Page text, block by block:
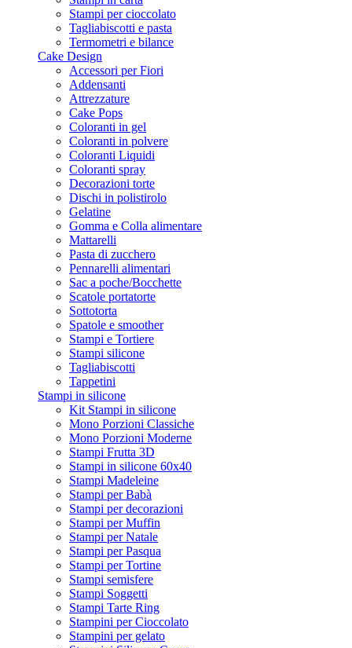
Stampi per cioccolato
Tagliabiscotti e pasta
Termometri e bilance
Cake Design
Accessori per Fiori
Addensanti
Attrezzature
Cake Pops
Coloranti in gel
Coloranti in polvere
Coloranti Liquidi
Coloranti spray
Decorazioni torte
Dischi in polistirolo
Gelatine
Gomma e Colla alimentare
Mattarelli
Pasta di zucchero
Pennarelli alimentari
Sac a poche/Bocchette
Scatole portatorte
Sottotorta
Spatole e smoother
Stampi e Tortiere
Stampi silicone
Tagliabiscotti
Tappetini
Stampi in silicone
Kit Stampi in silicone
Mono Porzioni Classiche
Mono Porzioni Moderne
Stampi Frutta 3D
Stampi in silicone 60x40
Stampi Madeleine
Stampi per Babà
Stampi per decorazioni
Stampi per Muffin
Stampi per Natale
Stampi per Pasqua
Stampi per Tortine
Stampi semisfere
Stampi Soggetti
Stampi Tarte Ring
Stampini per Cioccolato
Stampini per gelato